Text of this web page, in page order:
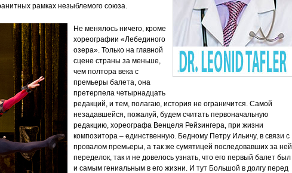
рамках незыблемого союза.
Не менялось ничего, кроме
хореографии «Лебединого
озера». Только на главной
сцене страны за меньше,
чем полтора века с
премьеры балета, она
претерпела четырнадцать
редакций, и тем, полагаю, история не ограничится. Самой
незадавшейся, пожалуй, будем считать первоначальную
редакцию, хореографа Венцеля Рейзингера, при жизни
композитора – единственную. Бедному Петру Ильичу, в связи с
провалом премьеры, а так же сумятицей последовавших за ней
переделок, так и не довелось узнать, что его первый балет был
и самым гениальным в его жизни. И тут Большой в долгу перед